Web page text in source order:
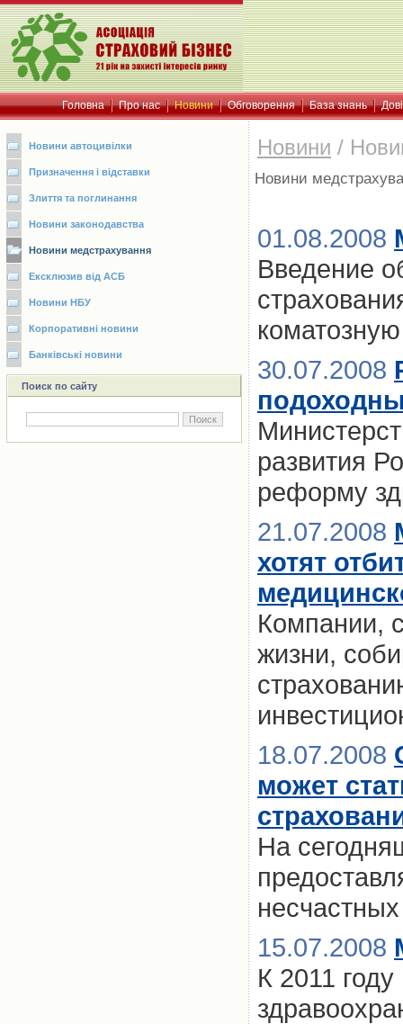
Головна Про нас Новини Обговорення База знань
Новини автоцивілки
Призначення і відставки
Злиття та поглинання
Новини законодавства
Новини медстрахування
Ексклюзив від АСБ
Новини НБУ
Корпоративні новини
Банківські новини
Поиск по сайту
Новини /
Новини
01.08.2008
Введение
30.07.2008
развития
реформу
21.07.2008
хотят
Компании,
жизни,
18.07.2008
может
На
15.07.2008
К 2011